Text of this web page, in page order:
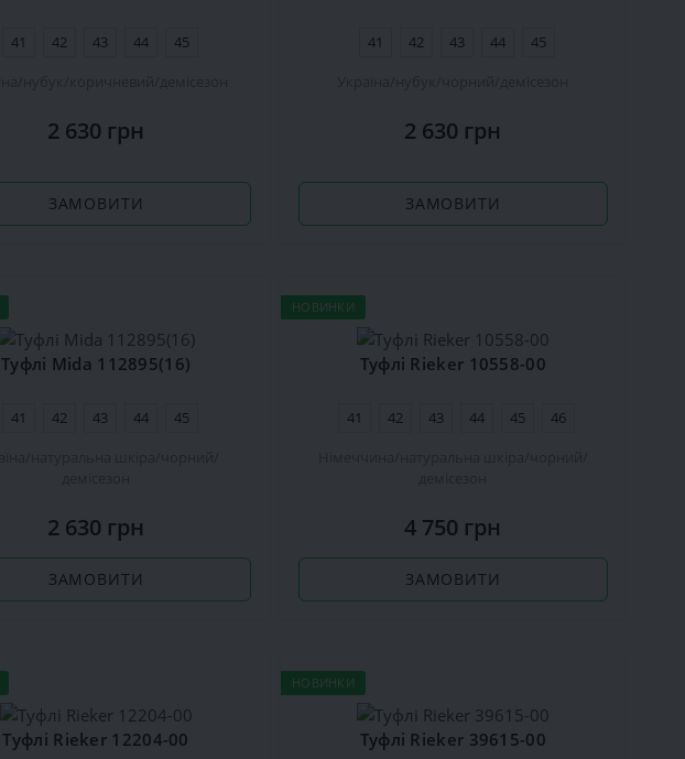
41 42 43 44
45
2 630 грн
ЗАМОВИТИ
41 42 43 44
45
2 630 грн
ЗАМОВИТИ
Туфлі Mida 112895(16)
41 42 43 44
45
2 630 грн
ЗАМОВИТИ
НОВИНКИ
Туфлі Rieker 10558-00
41 42 43 44 45
46
4 750 грн
ЗАМОВИТИ
Туфлі Rieker 12204-00
НОВИНКИ
Туфлі Rieker 39615-00